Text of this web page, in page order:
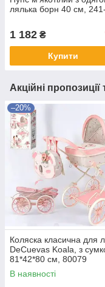
лялька борн 40 см,
1 182 ₴
Купити
Акційні
–20%
Коляска класична для
DeCuevas Koala, з
81*42*80 см, 80079
В наявності